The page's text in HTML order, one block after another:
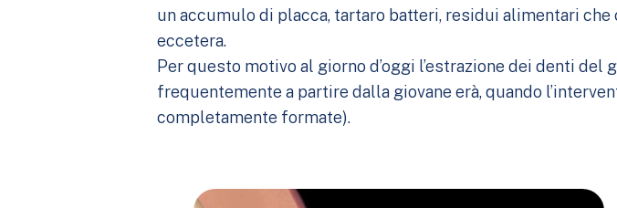
un accumulo di placca, tartaro batteri, residui alimentari
eccetera.
Per questo motivo al giorno d’oggi l’estrazione dei denti
frequentemente a partire dalla giovane erà, quando
completamente formate).